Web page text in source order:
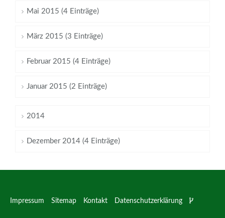
Mai 2015 (4 Einträge)
März 2015 (3 Einträge)
Februar 2015 (4 Einträge)
Januar 2015 (2 Einträge)
2014
Dezember 2014 (4 Einträge)
Impressum Sitemap Kontakt Datenschutzerklärung